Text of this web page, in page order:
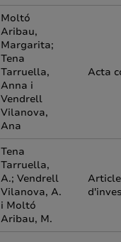
Moltó
Aribau,
Margarita;
Tena
Tarruella,
Anna i
Vendrell
Vilanova,
Ana
Acta
Tena
Tarruella,
A.; Vendrell
Vilanova, A.
i Moltó
Aribau, M.
Article